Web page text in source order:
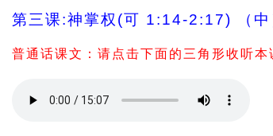
第三课:神掌权(可 1:14-2:17) （中
普通话课文：请点击下面的三角形收听